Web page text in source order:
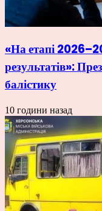
«На етапі
результатів»:
балістику
10 години назад